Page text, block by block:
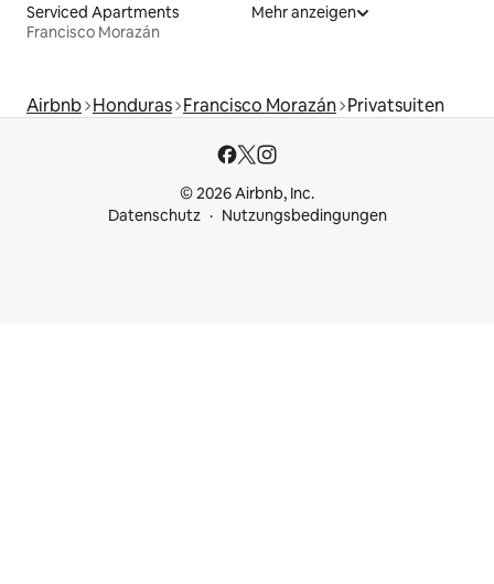
Serviced Apartments
Francisco Morazán
Mehr anzeigen
Airbnb Honduras Francisco Morazán Privatsuiten
© 2026 Airbnb, Inc.
Datenschutz
Nutzungsbedingungen